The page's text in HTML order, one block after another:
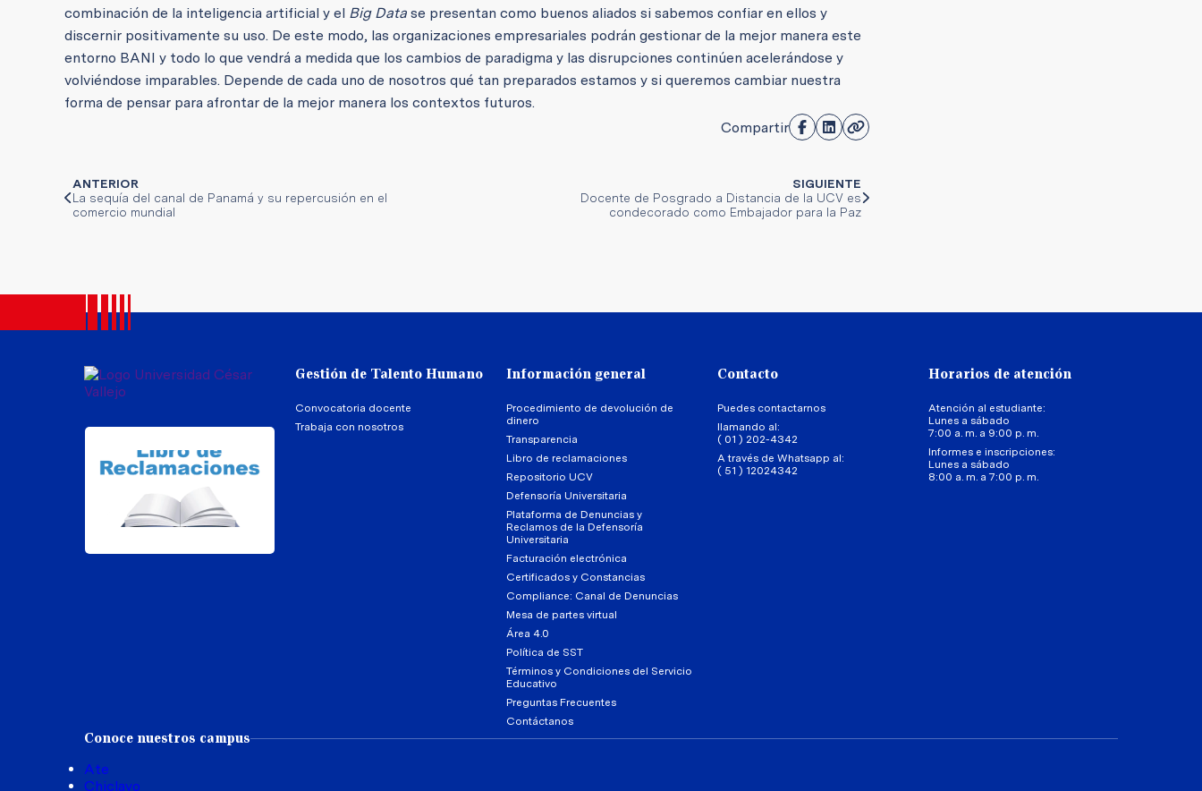
combinación de la inteligencia artificial y el Big Data se presentan como buenos aliados si sabemos confiar en ellos y
discernir positivamente su uso. De este modo, las organizaciones empresariales podrán gestionar de la mejor manera este
entorno BANI y todo lo que vendrá a medida que los cambios de paradigma y las disrupciones continúen acelerándose y
volviéndose imparables. Depende de cada uno de nosotros qué tan preparados estamos y si queremos cambiar nuestra
forma de pensar para afrontar de la mejor manera los contextos futuros.
Compartir
ANTERIOR
La sequía del canal de Panamá y su repercusión en el
comercio mundial
SIGUIENTE
Docente de Posgrado a Distancia de la UCV es
condecorado como Embajador para la Paz
Gestión de Talento Humano
Convocatoria docente
Trabaja con nosotros
Información general
Procedimiento de devolución de
dinero
Transparencia
Libro de reclamaciones
Repositorio UCV
Defensoría Universitaria
Plataforma de Denuncias y
Reclamos de la Defensoría
Universitaria
Facturación electrónica
Certificados y Constancias
Compliance: Canal de Denuncias
Mesa de partes virtual
Área 4.0
Política de SST
Términos y Condiciones del Servicio
Educativo
Preguntas Frecuentes
Contáctanos
Contacto
Puedes contactarnos
llamando al:
( 01 ) 202-4342
A través de Whatsapp al:
( 51 ) 12024342
Horarios de atención
Atención al estudiante:
Lunes a sábado
7:00 a. m. a 9:00 p. m.
Informes e inscripciones:
Lunes a sábado
8:00 a. m. a 7:00 p. m.
Conoce nuestros campus
Ate
Chiclayo